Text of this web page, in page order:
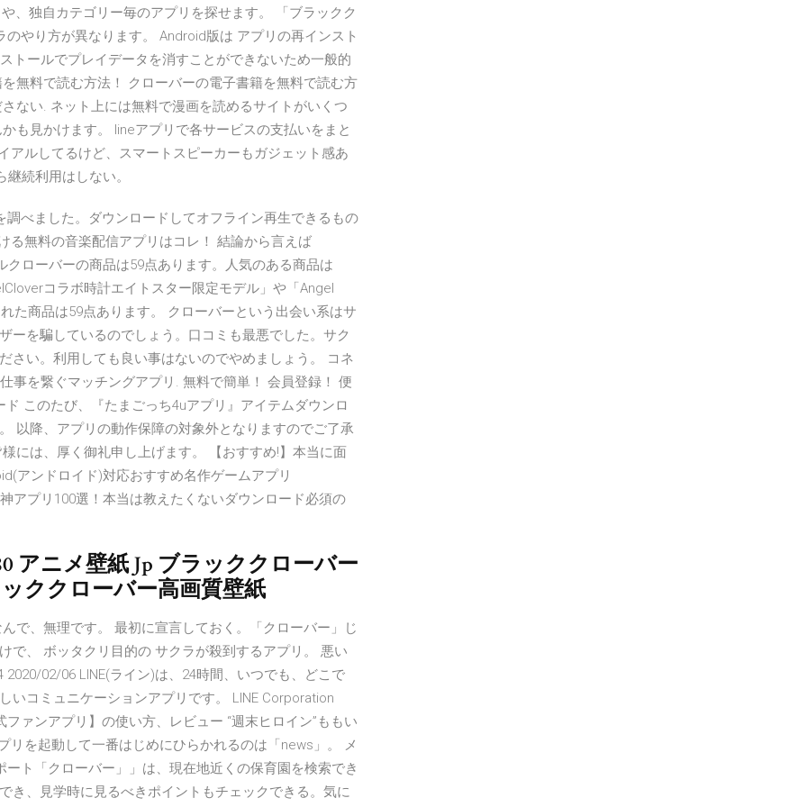
、独自カテゴリー毎のアプリを探せます。 「ブラックク
やり方が異なります。 Android版は アプリの再インスト
トールでプレイデータを消すことができないため一般的
無料で読む方法！ クローバーの電子書籍を無料で読む方
ない. ネット上には無料で漫画を読めるサイトがいくつ
も見かけます。 lineアプリで各サービスの支払いをまと
アルしてるけど、スマートスピーカーもガジェット感あ
続利用はしない。
べました。ダウンロードしてオフライン再生できるもの
る無料の音楽配信アプリはコレ！ 結論から言えば
ローバーの商品は59点あります。人気のある商品は
コラボ時計エイトスター限定モデル」や「Angel
た商品は59点あります。 クローバーという出会い系はサ
ーを騙しているのでしょう。口コミも最悪でした。サク
さい。利用しても良い事はないのでやめましょう。 コネ
事を繋ぐマッチングアプリ. 無料で簡単！ 会員登録！ 便
このたび、『たまごっち4uアプリ』アイテムダウンロ
以降、アプリの動作保障の対象外となりますのでご了承
には、厚く御礼申し上げます。 【おすすめ!】本当に面
アンドロイド)対応おすすめ名作ゲームアプリ
アプリ100選！本当は教えたくないダウンロード必須の
アニメ壁紙 Jp ブラッククローバー
ククローバー高画質壁紙
で、無理です。 最初に宣言しておく。「クローバー」じ
で、 ボッタクリ目的の サクラが殺到するアプリ。 悪い
02/06 LINE(ライン)は、24時間、いつでも、どこで
いコミュニケーションアプリです。 LINE Corporation
ァンアプリ】の使い方、レビュー “週末ヒロイン”ももい
を起動して一番はじめにひらかれるのは「news」。 メ
ト「クローバー」」は、現在地近くの保育園を検索でき
き、見学時に見るべきポイントもチェックできる。気に